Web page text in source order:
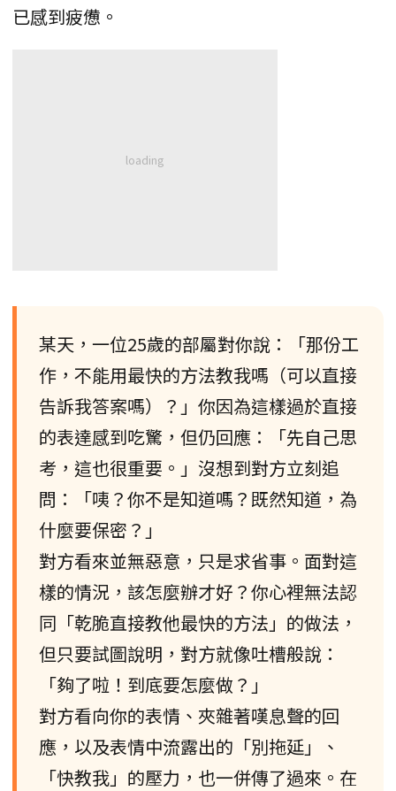
已感到疲憊。
某天，一位25歲的部屬對你說：「那份工
作，不能用最快的方法教我嗎（可以直接
告訴我答案嗎）？」你因為這樣過於直接
的表達感到吃驚，但仍回應：「先自己思
考，這也很重要。」沒想到對方立刻追
問：「咦？你不是知道嗎？既然知道，為
什麼要保密？」
對方看來並無惡意，只是求省事。面對這
樣的情況，該怎麼辦才好？你心裡無法認
同「乾脆直接教他最快的方法」的做法，
但只要試圖說明，對方就像吐槽般說：
「夠了啦！到底要怎麼做？」
對方看向你的表情、夾雜著嘆息聲的回
應，以及表情中流露出的「別拖延」、
「快教我」的壓力，也一併傳了過來。在